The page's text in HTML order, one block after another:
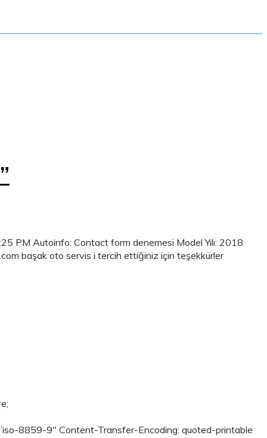
PM Autoinfo: Contact form denemesi Model Yılı: 2018
başak oto servis i tercih ettiğiniz için teşekkürler
8859-9″ Content-Transfer-Encoding: quoted-printable